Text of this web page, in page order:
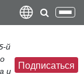
й
и
Подписаться